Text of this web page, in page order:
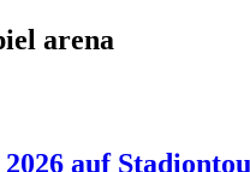
arena
auf